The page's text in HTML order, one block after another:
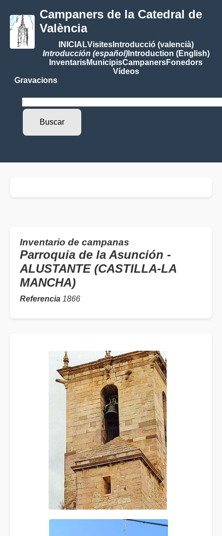
Campaners de la Catedral de
València
INICIALVisitesIntroducció (valencià)
Introducción (español)Introduction (English)
InventarisMunicipisCampanersFonedors
Vídeos
Gravacions
Inventario de campanas
Parroquia de la Asunción -
ALUSTANTE (CASTILLA-LA
MANCHA)
Referencia 1866